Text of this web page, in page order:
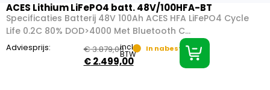
ACES Lithium LiFePO4 batt. 48V/100HFA-BT
Specificaties Batterij 48V 100Ah ACES HFA LiFePO4 Cycle
Life 0.2C 80% DOD>4000 Met Bluetooth C...
Adviesprijs: €3.879,00
€2.499,00
incl.
BTW
In nabestelling